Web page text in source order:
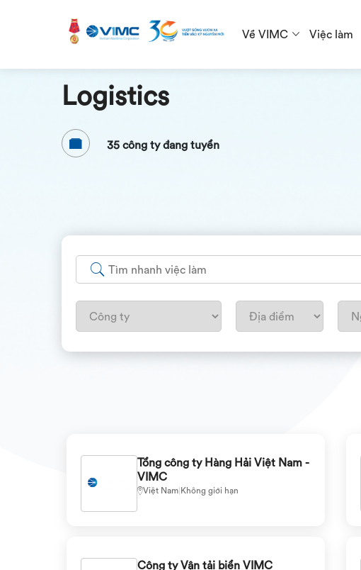
Về VIMC Việc làm
Logistics
35 công ty đang tuyển
Tổng công ty Hàng Hải Việt Nam -
VIMC
Việt Nam|Không giới hạn
Công ty Vận tải biển VIMC